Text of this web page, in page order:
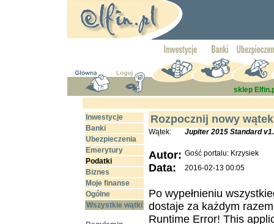
sklep
Inwestycje
Banki
Ubezpieczenia
Emerytury
Podatki
Biznes
Moje finanse
Ogólne
Wszystkie wątki
Rozpocznij nowy wątek
Wątek: Jupiter 2015 Standard
Autor: Gość portalu: Krzysiek
Data: 2016-02-13 00:05
Po wypełnieniu
dostaje za każdym
Runtime Error! This